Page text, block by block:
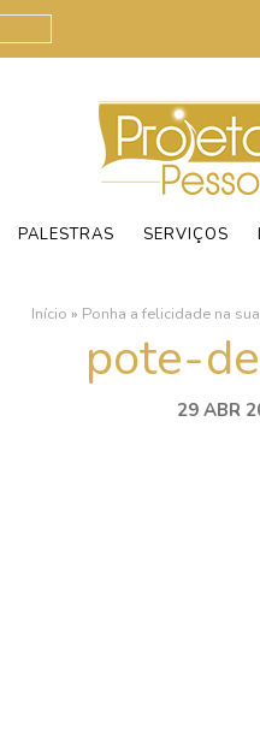
PALESTRAS SERVIÇOS
Início » Ponha a felicidade na
pote-
29 ABR